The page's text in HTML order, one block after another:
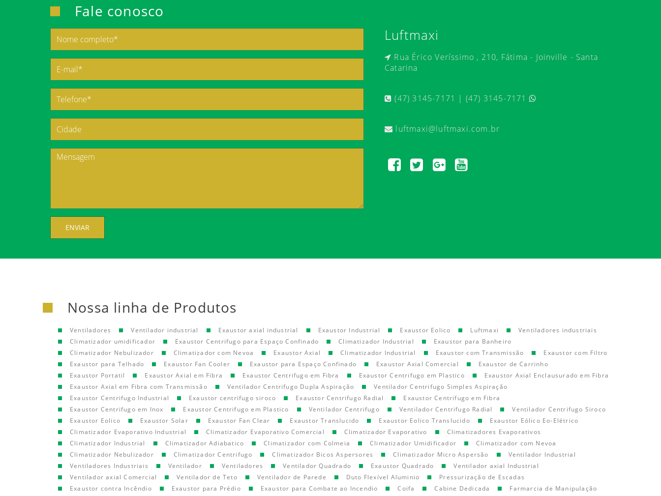
Fale conosco
ENVIAR
Luftmaxi
Rua Érico Veríssimo , 210, Fátima - Joinville - Santa
Catarina
(47) 3145-7171 | (47) 3145-7171
luftmaxi@luftmaxi.com.br
Nossa linha de Produtos
Ventiladores Ventilador industrial Exaustor axial industrial Exaustor Industrial Exaustor Eolico Luftmaxi
Ventiladores industriais
Climatizador umidificador
Exaustor Centrifugo para Espaço Confinado Climatizador Industrial
Exaustor para Banheiro
Climatizador Nebulizador
Climatizador com Nevoa Exaustor Axial Climatizador Industrial Exaustor com Transmissão
Exaustor com Filtro
Exaustor para Telhado
Exaustor Fan Cooler Exaustor para Espaço Confinado Exaustor Axial Comercial
Exaustor de Carrinho
Exaustor Portatil
Exaustor Axial em Fibra Exaustor Centrifugo em Fibra Exaustor Centrifugo em Plastico
Exaustor Axial Enclausurado em Fibra
Exaustor Axial em Fibra com Transmissão
Ventilador Centrifugo Dupla Aspiração
Ventilador Centrifugo Simples Aspiração
Exaustor Centrifugo Industrial
Exaustor centrifugo siroco Exaustor Centrifugo Radial
Exaustor Centrifugo em Fibra
Exaustor Centrifugo em Inox
Exaustor Centrifugo em Plastico Ventilador Centrifugo Ventilador Centrifugo Radial
Ventilador Centrifugo Siroco
Exaustor Eolico
Exaustor Solar Exaustor Fan Clear Exaustor Translucido Exaustor Eolico Translucido
Exaustor Eólico Eo-Elétrico
Climatizador Evaporativo Industrial
Climatizador Evaporativo Comercial Climatizador Evaporativo
Climatizadores Evaporativos
Climatizador Industrial
Climatizador Adiabatico Climatizador com Colmeia Climatizador Umidificador
Climatizador com Nevoa
Climatizador Nebulizador
Climatizador Centrifugo Climatizador Bicos Aspersores Climatizador Micro Aspersão
Ventilador Industrial
Ventiladores Industriais
Ventilador Ventiladores Ventilador Quadrado Exaustor Quadrado
Ventilador axial Industrial
Ventilador axial Comercial
Ventilador de Teto Ventilador de Parede Duto Flexível Aluminio
Pressurização de Escadas
Exaustor contra Incêndio
Exaustor para Prédio Exaustor para Combate ao Incendio Coifa Cabine Dedicada
Farmarcia de Manipulação